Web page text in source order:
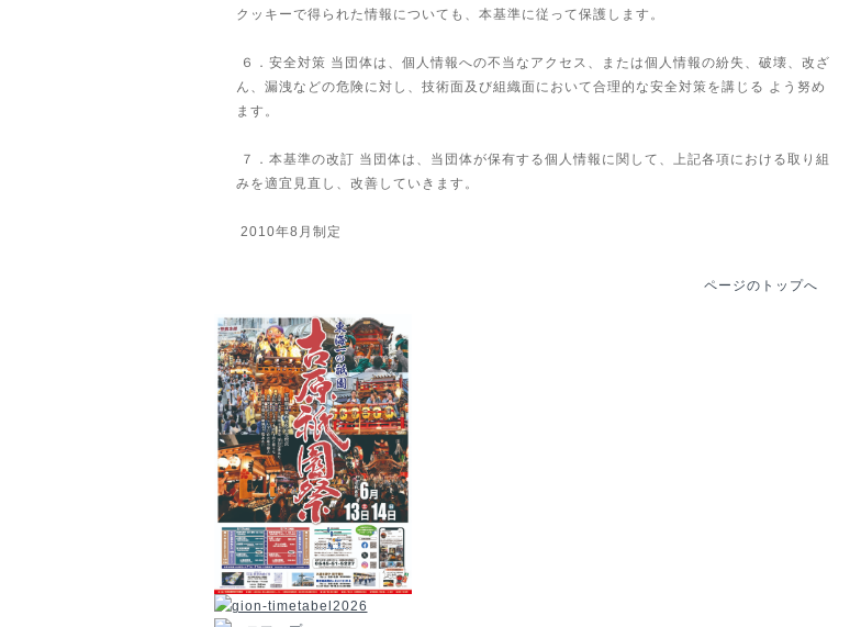
クッキーで得られた情報についても、本基準に従って保護します。
６．安全対策 当団体は、個人情報への不当なアクセス、または個人情報の紛失、破壊、改ざ
ん、漏洩などの危険に対し、技術面及び組織面において合理的な安全対策を講じる よう努め
ます。
７．本基準の改訂 当団体は、当団体が保有する個人情報に関して、上記各項における取り組
みを適宜見直し、改善していきます。
2010年8月制定
ページのトップへ